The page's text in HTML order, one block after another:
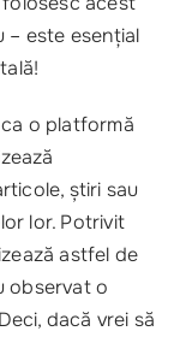
– este esențial
o platformă
știri sau
lor. Potrivit
astfel de
observat o
dacă vrei să